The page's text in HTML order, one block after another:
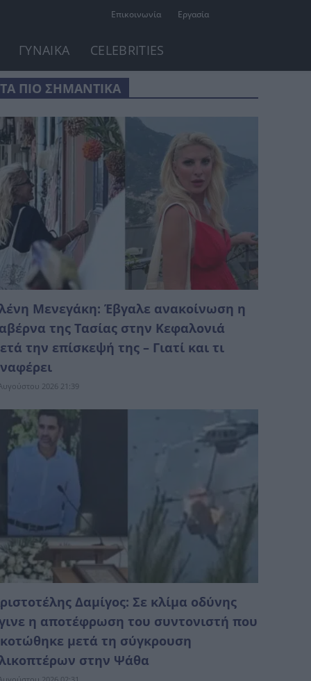
Επικοινωνία Εργασία
ΓΥΝΑΙΚΑ CELEBRITIES
ΤΑ ΠΙΟ ΣΗΜΑΝΤΙΚΑ
Μενεγάκη: Έβγαλε ανακοίνωση η
της Τασίας στην Κεφαλονιά
την επίσκεψή της – Γιατί και τι
2026 21:39
Δαμίγος: Σε κλίμα οδύνης
η αποτέφρωση του συντονιστή που
μετά τη σύγκρουση
στην Ψάθα